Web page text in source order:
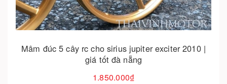
Mâm đúc 5 cây rc cho sirius jupiter exciter 2010 |
giá tốt đà nẵng
1.850.000₫